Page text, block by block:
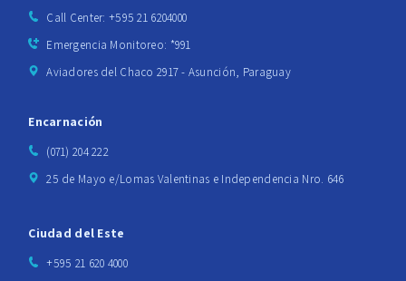
Call Center: +595 21 6204000
Emergencia Monitoreo: *991
Aviadores del Chaco 2917 - Asunción, Paraguay
Encarnación
(071) 204 222
25 de Mayo e/Lomas Valentinas e Independencia Nro. 646
Ciudad del Este
+595 21 620 4000